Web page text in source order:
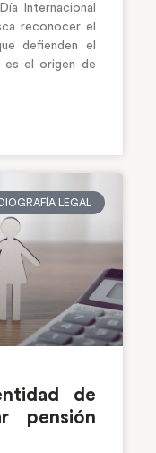
Internacional
reconocer el
defienden el
es el origen de
LEGAL
de
pensión